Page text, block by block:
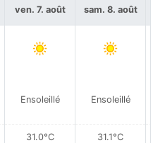
ven. 7. août
Ensoleillé
31.0°C
sam. 8. août
Ensoleillé
31.1°C